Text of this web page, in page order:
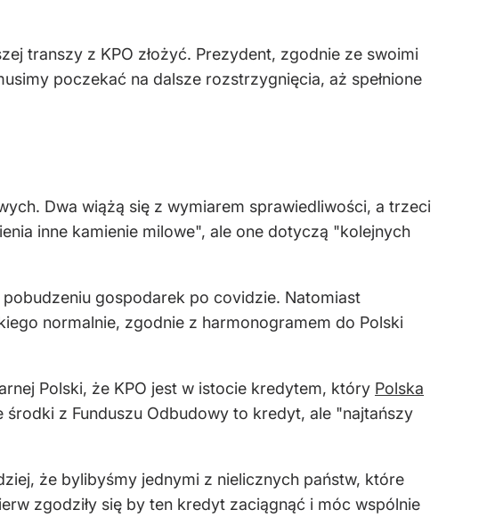
transzy z KPO złożyć. Prezydent, zgodnie ze swoimi
poczekać na dalsze rozstrzygnięcia, aż spełnione
Dwa wiążą się z wymiarem sprawiedliwości, a trzeci
inne kamienie milowe", ale one dotyczą "kolejnych
gospodarek po covidzie. Natomiast
normalnie, zgodnie z harmonogramem do Polski
Polski, że KPO jest w istocie kredytem, który Polska
środki z Funduszu Odbudowy to kredyt, ale "najtańszy
że bylibyśmy jednymi z nielicznych państw, które
zgodziły się by ten kredyt zaciągnąć i móc wspólnie